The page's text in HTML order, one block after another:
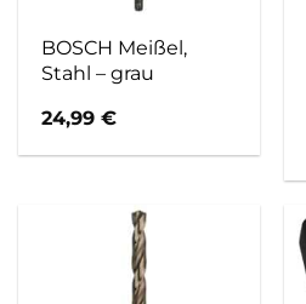
BOSCH Meißel,
Stahl – grau
24,99€